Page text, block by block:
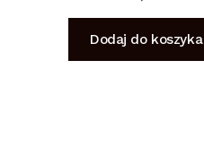
Dodaj do koszyka